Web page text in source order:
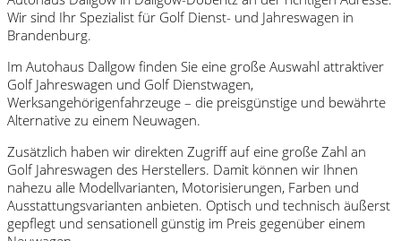
Wir sind Ihr Spezialist für Golf Dienst- und Jahreswagen in
Brandenburg.
Im Autohaus Dallgow finden Sie eine große Auswahl attraktiver
Golf Jahreswagen und Golf Dienstwagen,
Werksangehörigenfahrzeuge – die preisgünstige und bewährte
Alternative zu einem Neuwagen.
Zusätzlich haben wir direkten Zugriff auf eine große Zahl an
Golf Jahreswagen des Herstellers. Damit können wir Ihnen
nahezu alle Modellvarianten, Motorisierungen, Farben und
Ausstattungsvarianten anbieten. Optisch und technisch äußerst
gepflegt und sensationell günstig im Preis gegenüber einem